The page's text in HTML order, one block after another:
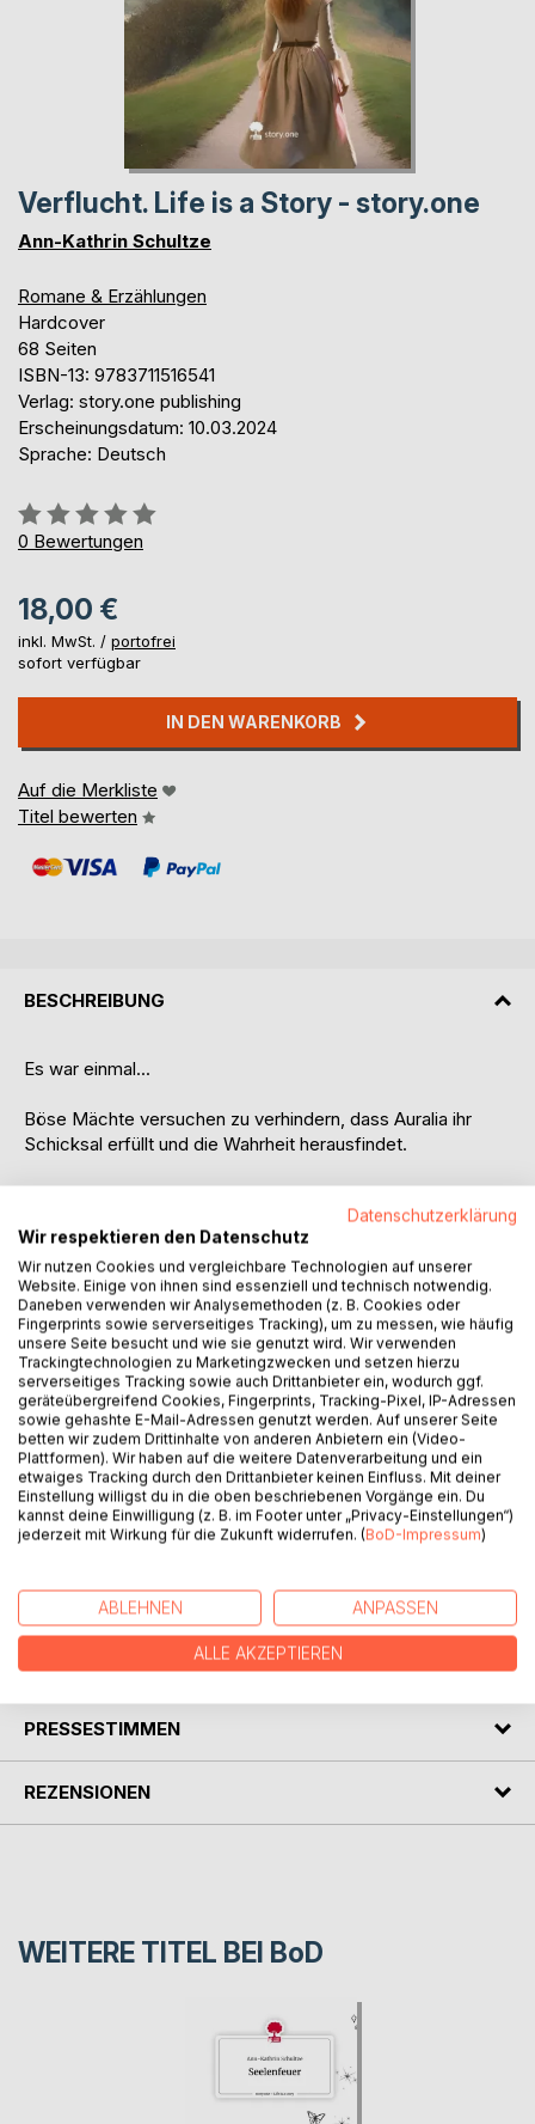
Verflucht. Life is a Story - story.one
Ann-Kathrin Schultze
Romane & Erzählungen
Hardcover
68 Seiten
ISBN-13: 9783711516541
Verlag: story.one publishing
Erscheinungsdatum: 10.03.2024
Sprache: Deutsch
Bewertung::
0%
0 Bewertungen
18,00 €
inkl. MwSt. / portofrei
sofort verfügbar
IN DEN WARENKORB
Auf die Merkliste
Titel bewerten
BESCHREIBUNG
Es war einmal...
Böse Mächte versuchen zu verhindern, dass Auralia ihr
Schicksal erfüllt und die Wahrheit herausfindet.
Als eines Tages ein geheimnisvoller Brief bei ihnen
auftaucht, wird ihre ganze Welt auf den Kopf gestellt.
Schnell muss sie sich neuen Gegebenheiten anpassen, ihre
Heimat verlassen und sich der bösen Hexe entgegen
stellen.
Gemeinsam mit ihrem neuen Freund macht sie sich auf den
Weg, um das Rätsel des Briefes zu lösen und Unheil von
ihrer Familie abzuwenden.
"Und keiner von Ihnen ahnte, dass sie nie wieder in den
Dunkelwald zurückkehren würden."
Begleite Auralia auf ihrer ganz persönllichen Heldenreise.
Es geht um Mut, Vertrauen und Identität.
Eine Reise die alles verändern wird.
PRESSESTIMMEN
REZENSIONEN
WEITERE TITEL BEI BoD
Datenschutzerklärung
Wir respektieren den Datenschutz
Wir nutzen Cookies und vergleichbare Technologien auf unserer
Website. Einige von ihnen sind essenziell und technisch notwendig.
Daneben verwenden wir Analysemethoden (z. B. Cookies oder
Fingerprints sowie serverseitiges Tracking), um zu messen, wie häufig
unsere Seite besucht und wie sie genutzt wird. Wir verwenden
Trackingtechnologien zu Marketingzwecken und setzen hierzu
serverseitiges Tracking sowie auch Drittanbieter ein, wodurch ggf.
geräteübergreifend Cookies, Fingerprints, Tracking-Pixel, IP-Adressen
sowie gehashte E-Mail-Adressen genutzt werden. Auf unserer Seite
betten wir zudem Drittinhalte von anderen Anbietern ein (Video-
Plattformen). Wir haben auf die weitere Datenverarbeitung und ein
etwaiges Tracking durch den Drittanbieter keinen Einfluss. Mit deiner
Einstellung willigst du in die oben beschriebenen Vorgänge ein. Du
kannst deine Einwilligung (z. B. im Footer unter „Privacy-Einstellungen“)
jederzeit mit Wirkung für die Zukunft widerrufen. (BoD-Impressum)
ABLEHNEN ANPASSEN
ALLE AKZEPTIEREN